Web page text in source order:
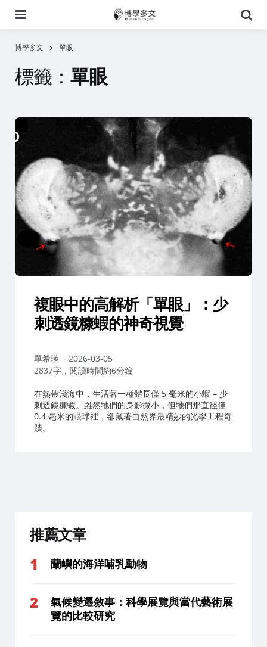
尋
博學多文 單眼
標籤： 單眼
複眼中的高解析「單眼」：少
刺透鏡糠蝦的神奇視覺
作
者：
單希瑛
2026-03-05
2837字，閱讀時間約6分鐘
在熱帶淺海中，生活著一種體長僅 5 毫米的小蝦 – 少
刺透鏡糠蝦。雖然牠們的身影微小，但牠們那直徑僅
0.4 毫米的眼球裡，卻藏著自然界最精妙的光學工程奇
蹟。
推薦文章
蘭嶼的海洋哺乳動物
氣候變遷敘事：科學展覽與當代藝術展
覽的比較研究